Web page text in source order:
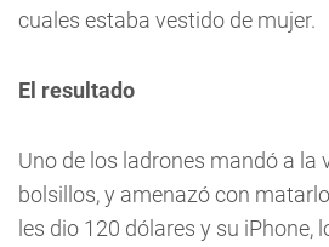
cuales estaba vestido de mujer.
El resultado
Uno de los ladrones mandó a la
bolsillos, y amenazó con
les dio 120 dólares y su iPhone,